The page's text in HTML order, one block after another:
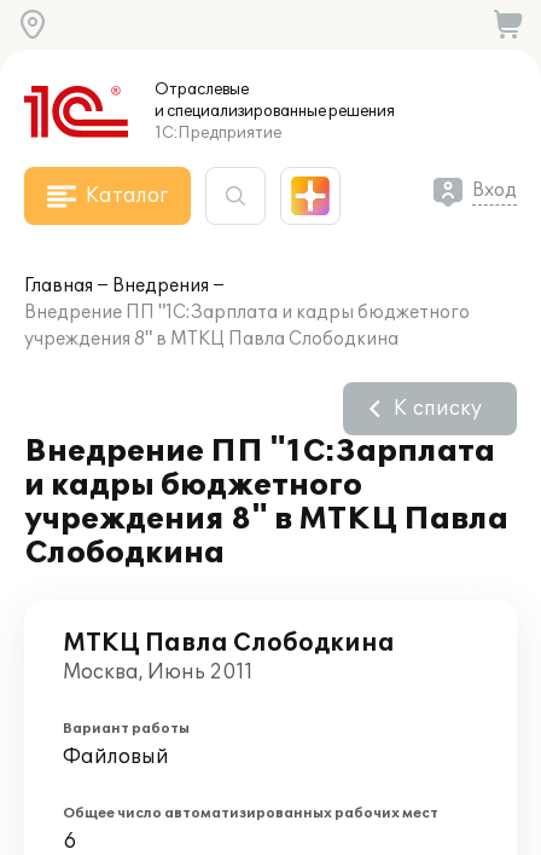
Отраслевые
и специализированныерешения
1С:Предприятие
Каталог Вход
Главная
Внедрения
Внедрение ПП "1С:Зарплата и кадры бюджетного
учреждения 8" в МТКЦ Павла Слободкина
Внедрение ПП "1С:Зарплата
и кадры бюджетного
учреждения 8" в МТКЦ Павла
Слободкина
К списку
МТКЦ Павла Слободкина
Москва, Июнь 2011
Вариант работы
Файловый
Общее число автоматизированных рабочих мест
6